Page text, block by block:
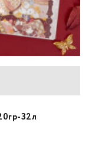
32л